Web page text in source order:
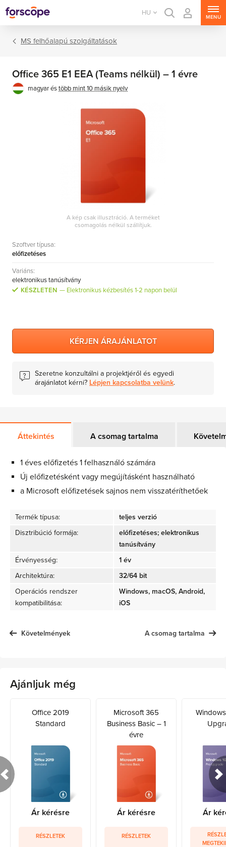
HU
MENU
MS felhőalapú szolgáltatások
Office 365 E1 EEA (Teams nélkül) – 1 évre
magyar éstöbb mint 10 másik nyelv
A kép csak illusztráció. A terméket
csomagolás nélkül szállítjuk.
Szoftver típusa:
előfizetéses
Variáns:
elektronikus tanúsítvány
KÉSZLETEN
Elektronikus kézbesítés 1-2 napon belül
KÉRJEN ÁRAJÁNLATOT
Szeretne konzultálni a projektjéről és egyedi
árajánlatot kérni? Lépjen kapcsolatba velünk.
Áttekintés A csomag tartalma
1 éves előfizetés 1 felhasználó számára
Új előfizetésként vagy megújításként használható
a Microsoft előfizetések sajnos nem visszatéríthetőek
Termék típusa:
teljes verzió
Disztribúció formája:
előfizetéses; elektronikus
tanúsítvány
Érvényesség:
1 év
Architektúra:
32/64 bit
Operációs rendszer
kompatibilitása:
Windows, macOS, Android,
iOS
Követelmények A csomag tartalma
Ajánljuk még
Office 2019
Standard
Ár kérésre
RÉSZLETEK
Microsoft 365
Business Basic – 1
évre
Ár kérésre
RÉSZLETEK
Ár